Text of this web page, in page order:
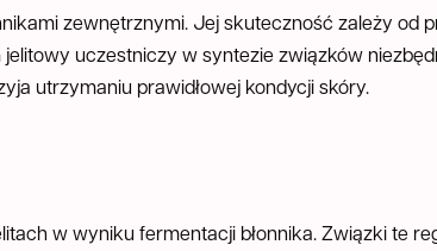
zewnętrznymi. Jej skuteczność zależy od
uczestniczy w syntezie związków
utrzymaniu prawidłowej kondycji skóry.
w wyniku fermentacji błonnika. Związki te